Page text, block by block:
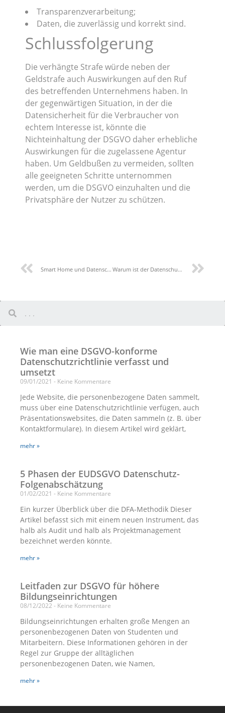
Transparenzverarbeitung;
Daten, die zuverlässig und korrekt sind.
Schlussfolgerung
Die verhängte Strafe würde neben der
Geldstrafe auch Auswirkungen auf den Ruf
des betreffenden Unternehmens haben. In
der gegenwärtigen Situation, in der die
Datensicherheit für die Verbraucher von
echtem Interesse ist, könnte die
Nichteinhaltung der DSGVO daher erhebliche
Auswirkungen für die zugelassene Agentur
haben. Um Geldbußen zu vermeiden, sollten
alle geeigneten Schritte unternommen
werden, um die DSGVO einzuhalten und die
Privatsphäre der Nutzer zu schützen.
Smart Home und Datenschutz Warum ist der Datenschutz im Jahr 2022 wichtiger denn je?
Wie man eine DSGVO-konforme
Datenschutzrichtlinie verfasst und
umsetzt
09/01/2021 Keine Kommentare
Jede Website, die personenbezogene Daten sammelt,
muss über eine Datenschutzrichtlinie verfügen, auch
Präsentationswebsites, die Daten sammeln (z. B. über
Kontaktformulare). In diesem Artikel wird geklärt,
mehr »
5 Phasen der EUDSGVO Datenschutz-
Folgenabschätzung
01/02/2021 Keine Kommentare
Ein kurzer Überblick über die DFA-Methodik Dieser
Artikel befasst sich mit einem neuen Instrument, das
halb als Audit und halb als Projektmanagement
bezeichnet werden könnte.
mehr »
Leitfaden zur DSGVO für höhere
Bildungseinrichtungen
08/12/2022 Keine Kommentare
Bildungseinrichtungen erhalten große Mengen an
personenbezogenen Daten von Studenten und
Mitarbeitern. Diese Informationen gehören in der
Regel zur Gruppe der alltäglichen
personenbezogenen Daten, wie Namen,
mehr »